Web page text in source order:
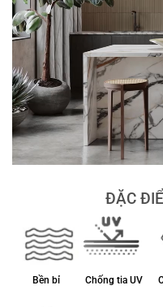
ĐẶC
Bền bỉ Chống tia UV